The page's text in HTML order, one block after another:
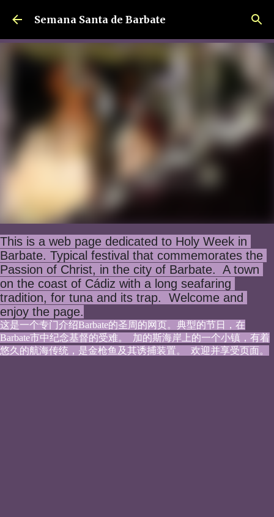
Ir al contenido principal
Semana Santa de Barbate
This is a web page dedicated to Holy Week in
Barbate. Typical festival that commemorates the
Passion of Christ, in the city of Barbate.  A town
on the coast of Cádiz with a long seafaring
tradition, for tuna and its trap.  Welcome and
enjoy the page.
这是一个专门介绍Barbate的圣周的网页。典型的节日，在
Barbate市中纪念基督的受难。  加的斯海岸上的一个小镇，有着
悠久的航海传统，是金枪鱼及其诱捕装置。  欢迎并享受页面。